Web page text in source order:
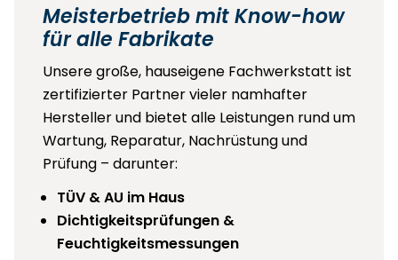
Meisterbetrieb mit Know-how
für alle Fabrikate
Unsere große, hauseigene Fachwerkstatt ist
zertifizierter Partner vieler namhafter
Hersteller und bietet alle Leistungen rund um
Wartung, Reparatur, Nachrüstung und
Prüfung – darunter:
TÜV & AU im Haus
Dichtigkeitsprüfungen &
Feuchtigkeitsmessungen